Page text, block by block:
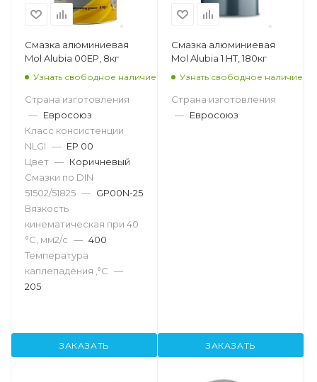
Смазка алюминиевая
Mol Alubia 00EP, 8кг
Узнать свободное наличие
Страна изготовления
— Евросоюз
Класс консистенции
NLGI — EP 00
Цвет — Коричневый
Смазки по DIN
51502/51825 — GP00N-25
Вязкость
кинематическая при 40
°С, мм2/с — 400
Температура
каплепадения ,°C —
205
ЗАКАЗАТЬ
Смазка алюминиевая
Mol Alubia 1 HT, 180кг
Узнать свободное наличие
Страна изготовления
— Евросоюз
ЗАКАЗАТЬ